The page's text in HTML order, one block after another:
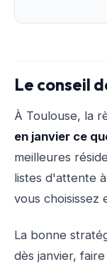
Le conseil
À Toulouse, la
en janvier ce
meilleures
listes d'attente
vous choisissez
La bonne
dès janvier,